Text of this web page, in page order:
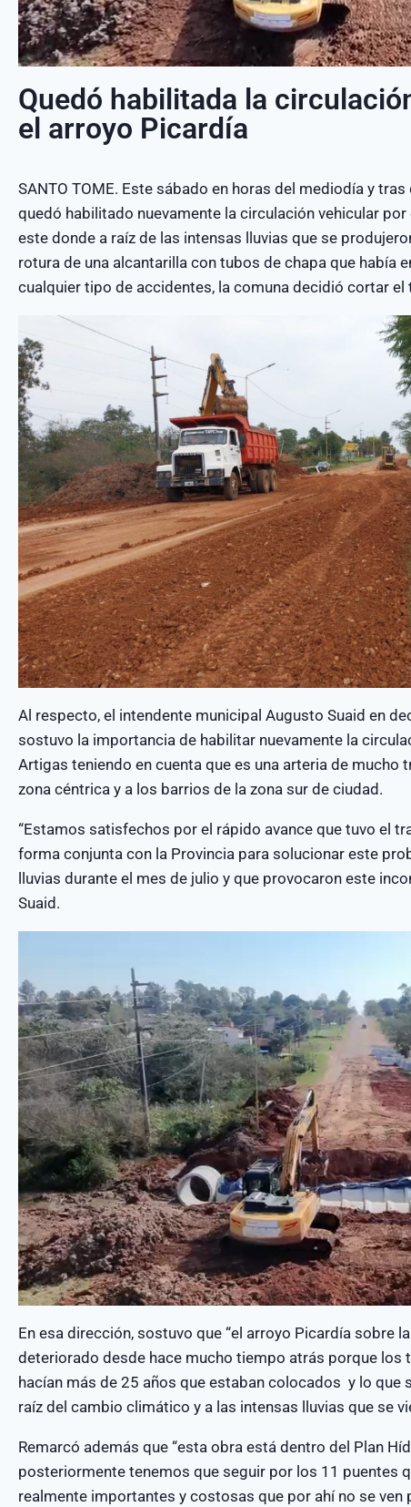
Quedó habilitada la
el arroyo Picardía
SANTO TOME. Este sábado en horas del mediodía y
quedó habilitado nuevamente la circulación vehicular
este donde a raíz de las intensas lluvias que se
rotura de una alcantarilla con tubos de chapa que había
cualquier tipo de accidentes, la comuna decidió cortar
Al respecto, el intendente municipal Augusto Suaid en
sostuvo la importancia de habilitar nuevamente la
Artigas teniendo en cuenta que es una arteria de mucho
zona céntrica y a los barrios de la zona sur de ciudad.
“Estamos satisfechos por el rápido avance que tuvo el
forma conjunta con la Provincia para solucionar este
lluvias durante el mes de julio y que provocaron este
Suaid.
En esa dirección, sostuvo que “el arroyo Picardía sobre
deteriorado desde hace mucho tiempo atrás porque los
hacían más de 25 años que estaban colocados y lo que
raíz del cambio climático y a las intensas lluvias que se
Remarcó además que “esta obra está dentro del Plan
posteriormente tenemos que seguir por los 11 puentes
realmente importantes y costosas que por ahí no se ven